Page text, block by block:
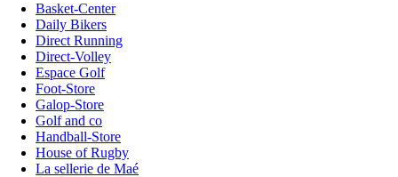
Basket-Center
Daily Bikers
Direct Running
Direct-Volley
Espace Golf
Foot-Store
Galop-Store
Golf and co
Handball-Store
House of Rugby
La sellerie de Maé